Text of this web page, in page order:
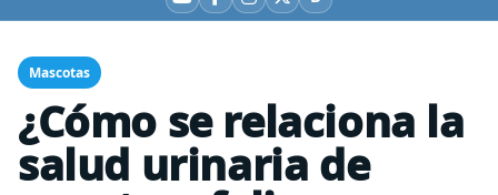
Mascotas
¿Cómo se relaciona la
salud urinaria de